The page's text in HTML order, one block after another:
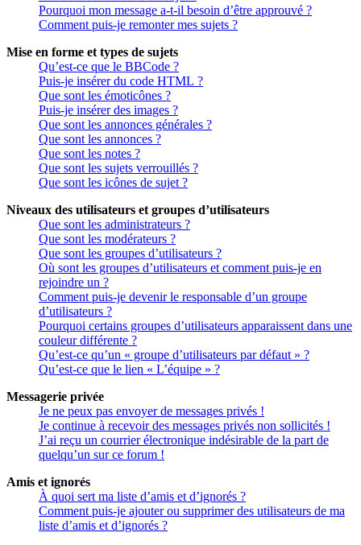
Pourquoi mon message a-t-il besoin d’être approuvé ?
Comment puis-je remonter mes sujets ?
Mise en forme et types de sujets
Qu’est-ce que le BBCode ?
Puis-je insérer du code HTML ?
Que sont les émoticônes ?
Puis-je insérer des images ?
Que sont les annonces générales ?
Que sont les annonces ?
Que sont les notes ?
Que sont les sujets verrouillés ?
Que sont les icônes de sujet ?
Niveaux des utilisateurs et groupes d’utilisateurs
Que sont les administrateurs ?
Que sont les modérateurs ?
Que sont les groupes d’utilisateurs ?
Où sont les groupes d’utilisateurs et comment puis-je en
rejoindre un ?
Comment puis-je devenir le responsable d’un groupe
d’utilisateurs ?
Pourquoi certains groupes d’utilisateurs apparaissent dans une
couleur différente ?
Qu’est-ce qu’un « groupe d’utilisateurs par défaut » ?
Qu’est-ce que le lien « L’équipe » ?
Messagerie privée
Je ne peux pas envoyer de messages privés !
Je continue à recevoir des messages privés non sollicités !
J’ai reçu un courrier électronique indésirable de la part de
quelqu’un sur ce forum !
Amis et ignorés
À quoi sert ma liste d’amis et d’ignorés ?
Comment puis-je ajouter ou supprimer des utilisateurs de ma
liste d’amis et d’ignorés ?